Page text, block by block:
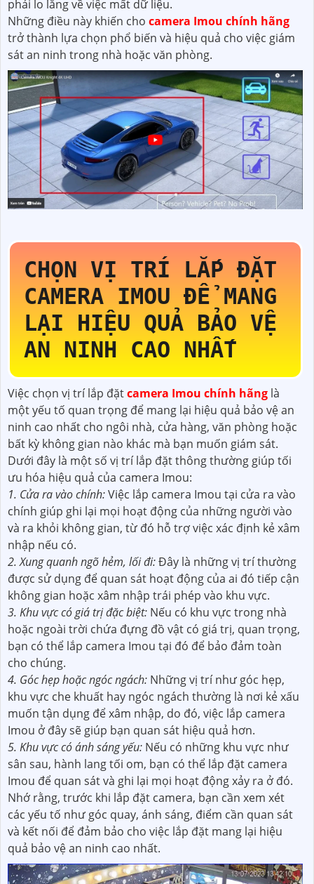
phải lo lắng về việc mất dữ liệu.
Những điều này khiến cho camera Imou chính hãng
trở thành lựa chọn phổ biến và hiệu quả cho việc giám
sát an ninh trong nhà hoặc văn phòng.
CHỌN VỊ TRÍ LẮP ĐẶT
CAMERA IMOU ĐỂ MANG
LẠI HIỆU QUẢ BẢO VỆ
AN NINH CAO NHẤT
Việc chọn vị trí lắp đặtcamera Imou chính hãng là
một yếu tố quan trọng để mang lại hiệu quả bảo vệ an
ninh cao nhất cho ngôi nhà, cửa hàng, văn phòng hoặc
bất kỳ không gian nào khác mà bạn muốn giám sát.
Dưới đây là một số vị trí lắp đặt thông thường giúp tối
ưu hóa hiệu quả của camera Imou:
1. Cửa ra vào chính:Việc lắp camera Imou tại cửa ra vào
chính giúp ghi lại mọi hoạt động của những người vào
và ra khỏi không gian, từ đó hỗ trợ việc xác định kẻ xâm
nhập nếu có.
2. Xung quanh ngõ hẻm, lối đi:Đây là những vị trí thường
được sử dụng để quan sát hoạt động của ai đó tiếp cận
không gian hoặc xâm nhập trái phép vào khu vực.
3. Khu vực có giá trị đặc biệt: Nếu có khu vực trong nhà
hoặc ngoài trời chứa đựng đồ vật có giá trị, quan trọng,
bạn có thể lắp camera Imou tại đó để bảo đảm toàn
cho chúng.
4. Góc hẹp hoặc ngóc ngách: Những vị trí như góc hẹp,
khu vực che khuất hay ngóc ngách thường là nơi kẻ xấu
muốn tận dụng để xâm nhập, do đó, việc lắp camera
Imou ở đây sẽ giúp bạn quan sát hiệu quả hơn.
5. Khu vực có ánh sáng yếu: Nếu có những khu vực như
sân sau, hành lang tối om, bạn có thể lắp đặt camera
Imou để quan sát và ghi lại mọi hoạt động xảy ra ở đó.
Nhớ rằng, trước khi lắp đặt camera, bạn cần xem xét
các yếu tố như góc quay, ánh sáng, điểm cần quan sát
và kết nối để đảm bảo cho việc lắp đặt mang lại hiệu
quả bảo vệ an ninh cao nhất.